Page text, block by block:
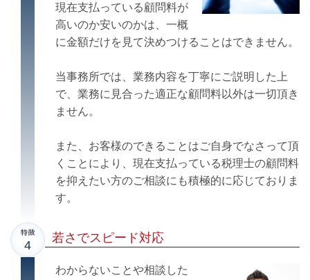
現在支払っている顧問料が
高いのか安いのかは、一概
に金額だけを見て決めつけることはできません。
当事務所では、業務内容を丁寧にご説明した上
で、業務に見合った適正な顧問料以外は一切頂き
ません。
また、お客様のできることはご自身でなさって頂
くことにより、現在支払っている税理士の顧問料
を抑えたい方のご相談にも積極的に応じておりま
す。
若さでスピード対応
わからないことや相談した